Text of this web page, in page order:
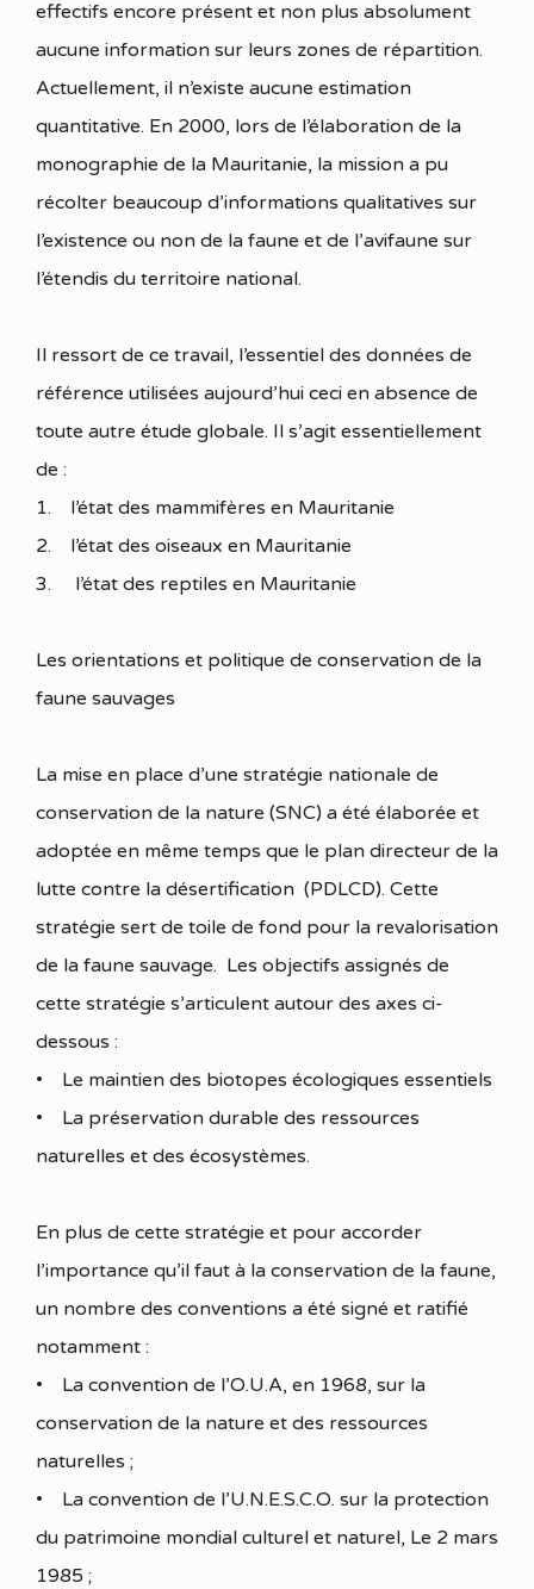
effectifs encore présent et non plus absolument
aucune information sur leurs zones de répartition.
Actuellement, il n’existe aucune estimation
quantitative. En 2000, lors de l’élaboration de la
monographie de la Mauritanie, la mission a pu
récolter beaucoup d’informations qualitatives sur
l’existence ou non de la faune et de l’avifaune sur
l’étendis du territoire national.
Il ressort de ce travail, l’essentiel des données de
référence utilisées aujourd’hui ceci en absence de
toute autre étude globale. Il s’agit essentiellement
de :
1. l’état des mammifères en Mauritanie
2. l’état des oiseaux en Mauritanie
3. l’état des reptiles en Mauritanie
Les orientations et politique de conservation de la
faune sauvages
La mise en place d’une stratégie nationale de
conservation de la nature (SNC) a été élaborée et
adoptée en même temps que le plan directeur de la
lutte contre la désertification (PDLCD). Cette
stratégie sert de toile de fond pour la revalorisation
de la faune sauvage. Les objectifs assignés de
cette stratégie s’articulent autour des axes ci-
dessous :
• Le maintien des biotopes écologiques essentiels
• La préservation durable des ressources
naturelles et des écosystèmes.
En plus de cette stratégie et pour accorder
l’importance qu’il faut à la conservation de la faune,
un nombre des conventions a été signé et ratifié
notamment :
• La convention de l’O.U.A, en 1968, sur la
conservation de la nature et des ressources
naturelles ;
• La convention de l’U.N.E.S.C.O. sur la protection
du patrimoine mondial culturel et naturel, Le 2 mars
1985 ;